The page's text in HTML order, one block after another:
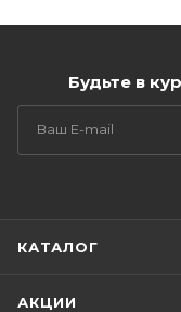
Будьте в
КАТАЛОГ
АКЦИИ